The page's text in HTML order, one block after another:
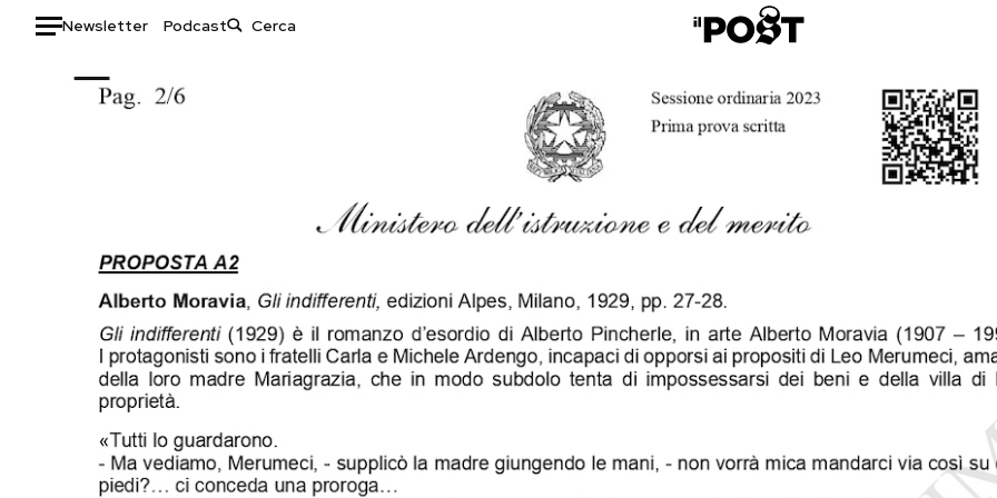
Newsletter Podcast
Internet
Scienza
Cultura
Economia
Sport
Ok Boomer!
Media
Europa
Mondiali calcio 2026